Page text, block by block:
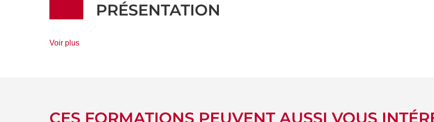
PRÉSENTATION
Voir plusde
CES FORMATIONS PEUVENT AUSSI VOUS